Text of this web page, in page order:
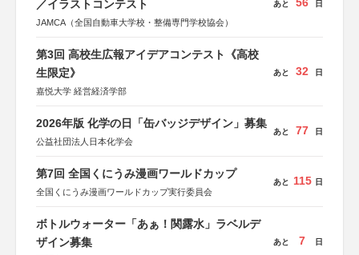
／イラストコンテスト
JAMCA（全国自動車大学校・整備専門学校協会）
あと 日
第3回 高校生広報アイデアコンテスト《高校
生限定》
嘉悦大学 経営経済学部
あと 32 日
2026年版 化学の日「缶バッジデザイン」募集
公益社団法人日本化学会
あと 77 日
第7回 全国くにうみ漫画ワールドカップ
全国くにうみ漫画ワールドカップ実行委員会
あと 115 日
ボトルウォーター「あぁ！関露水」ラベルデ
ザイン募集
あと 7 日